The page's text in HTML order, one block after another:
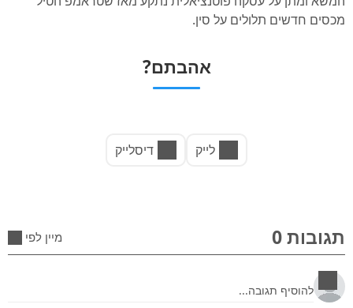
מכסים חדשים תלולים על סין.
אהבתם?
לייק דיסלייק
תגובות 0 מיין לפי